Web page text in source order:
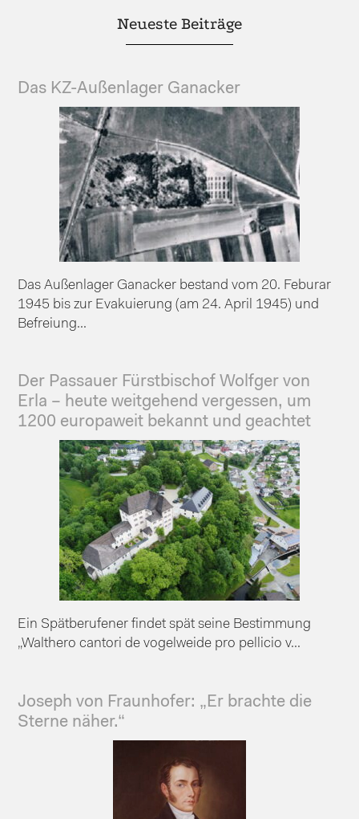
Neueste Beiträge
Das KZ-Außenlager Ganacker
Das Außenlager Ganacker bestand vom 20. Feburar
1945 bis zur Evakuierung (am 24. April 1945) und
Befreiung...
Der Passauer Fürstbischof Wolfger von
Erla – heute weitgehend vergessen, um
1200 europaweit bekannt und geachtet
Ein Spätberufener findet spät seine Bestimmung
„Walthero cantori de vogelweide pro pellicio v...
Joseph von Fraunhofer: „Er brachte die
Sterne näher.“